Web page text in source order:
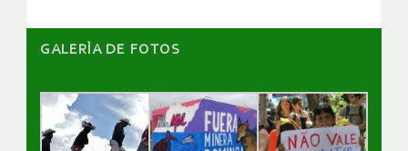
GALERÌA DE FOTOS